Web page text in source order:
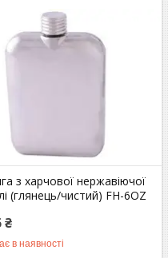
з харчової нержавіючої
(глянець/чистий) FH-6OZ
₴
в наявності